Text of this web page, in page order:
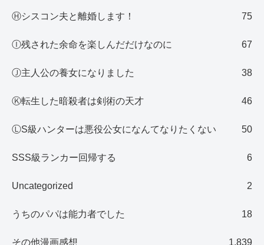
Ⓗシスコン夫と離婚します！ 75
Ⓘ残された余命を楽しんだだけなのに 67
Ⓙ主人公の養女になりました 38
Ⓚ転生した暗殺者は剣術の天才 46
ⓁS級ハンターは悪役公女になんてなりたくない 50
SSS級ランカー回帰する 6
Uncategorized 2
うちのパパは能力者でした 18
その他漫画感想 1,839